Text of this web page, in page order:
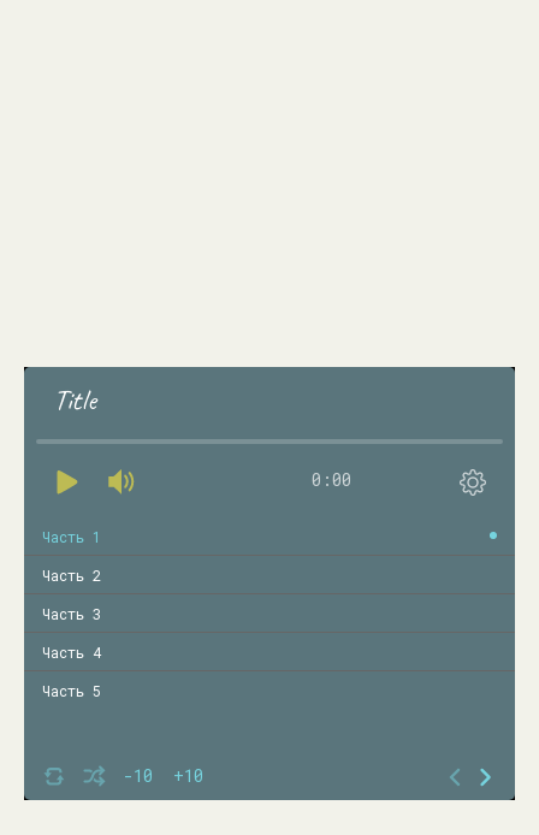
Title
0:00
-10 +10
Часть 1
Часть 2
Часть 3
Часть 4
Часть 5